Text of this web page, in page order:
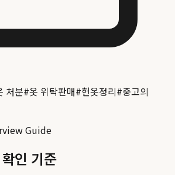
처분#옷 위탁판매#헌옷정리#중고의
Guide
인 기준